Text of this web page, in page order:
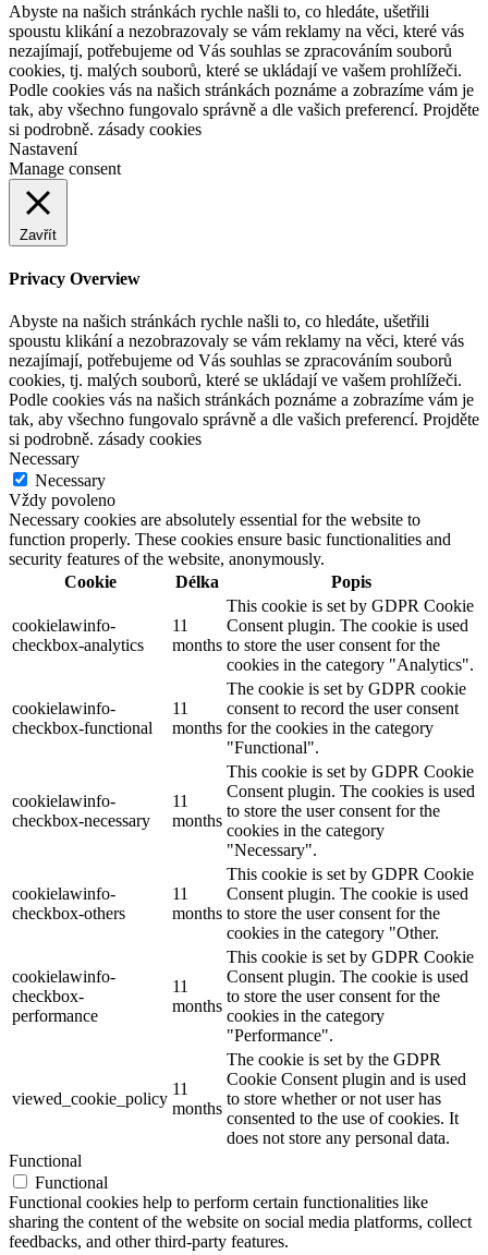
Abyste na našich stránkách rychle našli to, co hledáte, ušetřili
spoustu klikání a nezobrazovaly se vám reklamy na věci, které vás
nezajímají, potřebujeme od Vás souhlas se zpracováním souborů
cookies, tj. malých souborů, které se ukládají ve vašem prohlížeči.
Podle cookies vás na našich stránkách poznáme a zobrazíme vám je
tak, aby všechno fungovalo správně a dle vašich preferencí. Projděte
si podrobně. zásady cookies
Nastavení
Manage consent
Zavřít
Privacy Overview
Abyste na našich stránkách rychle našli to, co hledáte, ušetřili
spoustu klikání a nezobrazovaly se vám reklamy na věci, které vás
nezajímají, potřebujeme od Vás souhlas se zpracováním souborů
cookies, tj. malých souborů, které se ukládají ve vašem prohlížeči.
Podle cookies vás na našich stránkách poznáme a zobrazíme vám je
tak, aby všechno fungovalo správně a dle vašich preferencí. Projděte
si podrobně. zásady cookies
Necessary
Necessary
Vždy povoleno
Necessary cookies are absolutely essential for the website to
function properly. These cookies ensure basic functionalities and
security features of the website, anonymously.
Cookie
Délka Popis
cookielawinfo-
checkbox-analytics
11
months
This cookie is set by GDPR Cookie
Consent plugin. The cookie is used
to store the user consent for the
cookies in the category "Analytics".
cookielawinfo-
checkbox-functional
11
months
The cookie is set by GDPR cookie
consent to record the user consent
for the cookies in the category
"Functional".
cookielawinfo-
checkbox-necessary
11
months
This cookie is set by GDPR Cookie
Consent plugin. The cookies is used
to store the user consent for the
cookies in the category
"Necessary".
cookielawinfo-
checkbox-others
11
months
This cookie is set by GDPR Cookie
Consent plugin. The cookie is used
to store the user consent for the
cookies in the category "Other.
cookielawinfo-
checkbox-
performance
11
months
This cookie is set by GDPR Cookie
Consent plugin. The cookie is used
to store the user consent for the
cookies in the category
"Performance".
viewed_cookie_policy
11
months
The cookie is set by the GDPR
Cookie Consent plugin and is used
to store whether or not user has
consented to the use of cookies. It
does not store any personal data.
Functional
Functional
Functional cookies help to perform certain functionalities like
sharing the content of the website on social media platforms, collect
feedbacks, and other third-party features.